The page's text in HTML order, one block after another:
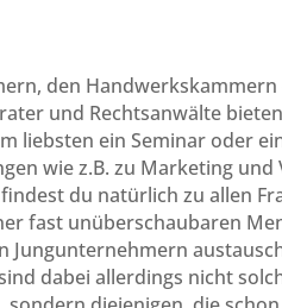
den
und Rechtsanwälte
liebsten ein Seminar oder
wie z.B. zu Marketing
du natürlich zu allen
fast unüberschaubaren
Jungunternehmern
dabei allerdings nicht